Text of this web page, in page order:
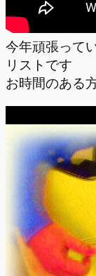
今年頑張って
リストです
お時間のある